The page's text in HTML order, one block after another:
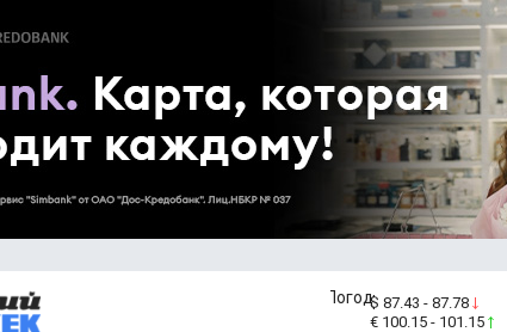
$ 87.43 - 87.78
€ 100.15 - 101.15